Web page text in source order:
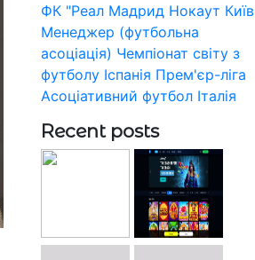
ФК "Реал Мадрид Нокаут Київ
Менеджер (футбольна
асоціація) Чемпіонат світу з
футболу Іспанія Прем'єр-ліга
Асоціативний футбол Італія
Recent posts